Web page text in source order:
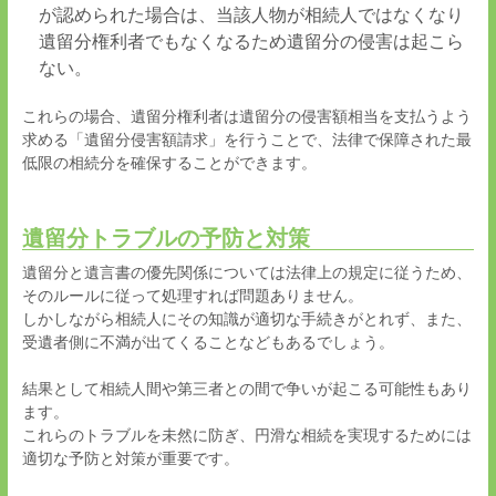
が認められた場合は、当該人物が相続人ではなくなり
遺留分権利者でもなくなるため遺留分の侵害は起こら
ない。
これらの場合、遺留分権利者は遺留分の侵害額相当を支払うよう
求める「遺留分侵害額請求」を行うことで、法律で保障された最
低限の相続分を確保することができます。
遺留分トラブルの予防と対策
遺留分と遺言書の優先関係については法律上の規定に従うため、
そのルールに従って処理すれば問題ありません。
しかしながら相続人にその知識が適切な手続きがとれず、また、
受遺者側に不満が出てくることなどもあるでしょう。
結果として相続人間や第三者との間で争いが起こる可能性もあり
ます。
これらのトラブルを未然に防ぎ、円滑な相続を実現するためには
適切な予防と対策が重要です。